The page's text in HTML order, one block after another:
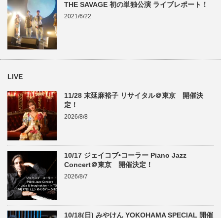
THE SAVAGE 初の単独公演 ライブレポート！
2021/6/22
LIVE
11/28 末延麻裕子 リサイタル＠東京 開催決
定！
2026/8/8
10/17 ジェイコブ•コーラー Piano Jazz
Concert＠東京 開催決定！
2026/8/7
10/18(日) みやけん YOKOHAMA SPECIAL 開催